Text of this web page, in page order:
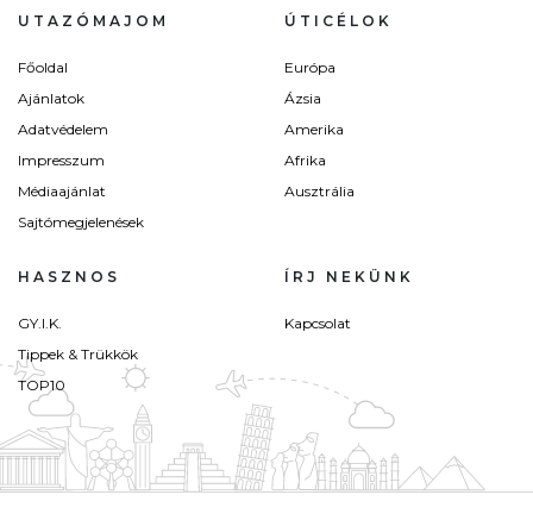
UTAZÓMAJOM
Főoldal
Ajánlatok
Adatvédelem
Impresszum
Médiaajánlat
Sajtómegjelenések
ÚTICÉLOK
Európa
Ázsia
Amerika
Afrika
Ausztrália
HASZNOS
GY.I.K.
Tippek & Trükkök
TOP10
ÍRJ NEKÜNK
Kapcsolat